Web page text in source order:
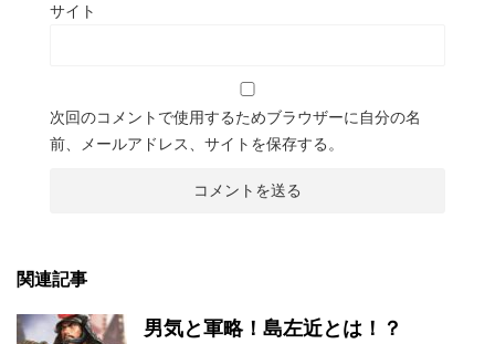
サイト
次回のコメントで使用するためブラウザーに自分の名
前、メールアドレス、サイトを保存する。
関連記事
男気と軍略！島左近とは！？